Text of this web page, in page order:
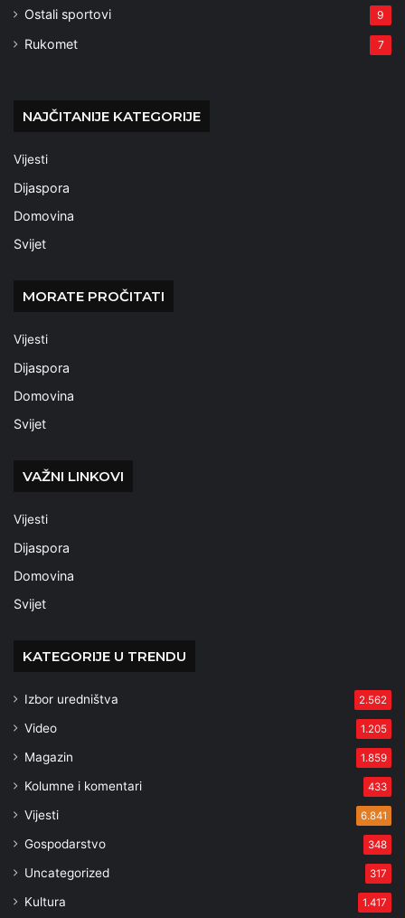
Ostali sportovi 9
Rukomet 7
NAJČITANIJE KATEGORIJE
Vijesti
Dijaspora
Domovina
Svijet
MORATE PROČITATI
Vijesti
Dijaspora
Domovina
Svijet
VAŽNI LINKOVI
Vijesti
Dijaspora
Domovina
Svijet
KATEGORIJE U TRENDU
Izbor uredništva 2.562
Video 1.205
Magazin 1.859
Kolumne i komentari 433
Vijesti 6.841
Gospodarstvo 348
Uncategorized 317
Kultura 1.417